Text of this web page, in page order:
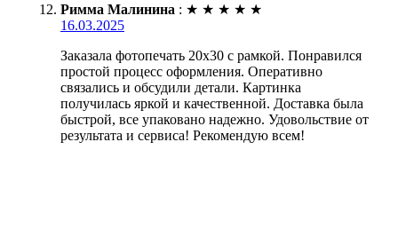
Римма Малинина : ★ ★ ★ ★ ★
16.03.2025
Заказала фотопечать 20х30 с рамкой. Понравился
простой процесс оформления. Оперативно
связались и обсудили детали. Картинка
получилась яркой и качественной. Доставка была
быстрой, все упаковано надежно. Удовольствие от
результата и сервиса! Рекомендую всем!